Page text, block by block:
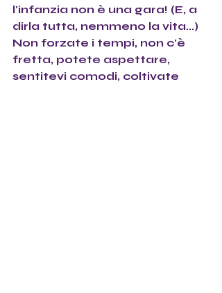
l'infanzia non è una gara! (E, a
dirla tutta, nemmeno la vita...)
Non forzate i tempi, non c'è
fretta, potete aspettare,
sentitevi comodi, coltivate